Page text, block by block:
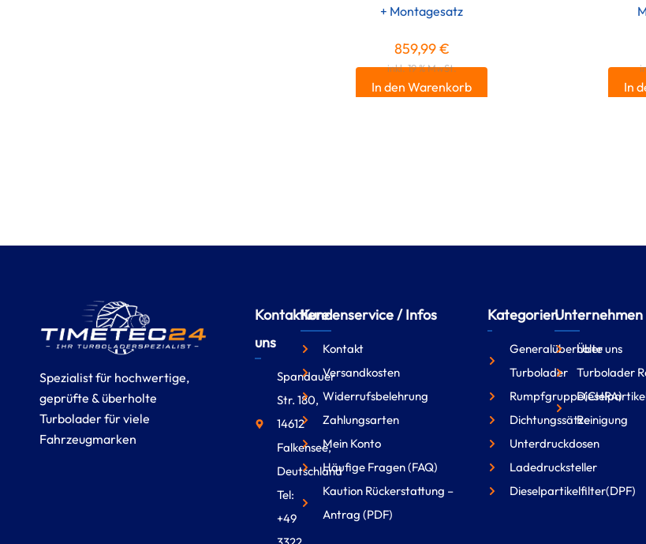
+ Montagesatz
859,99€
inkl. 19 % MwSt.
In den Warenkorb In
Spezialist für hochwertige,
geprüfte & überholte
Turbolader für viele
Fahrzeugmarken
Kontaktiere
uns
Spandauer
Str. 180,
14612
Falkensee,
Deutschland
Tel:
+49
Kundenservice / Infos
Kontakt
Versandkosten
Widerrufsbelehrung
Zahlungsarten
Mein Konto
Häufige Fragen (FAQ)
Kaution Rückerstattung –
Antrag (PDF)
Kategorien
Generalüberholte
Turbolader
Rumpfgruppe(CHRA)
Dichtungssätze
Unterdruckdosen
Ladedrucksteller
Dieselpartikelfilter(DPF)
Unternehmen
Über uns
Turbolader
Reinigung